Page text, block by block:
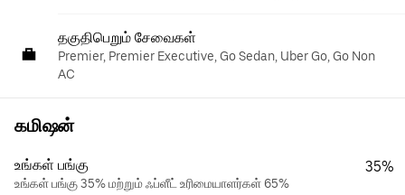
தகுதிபெறும் சேவைகள்
Premier, Premier Executive, Go Sedan, Uber Go, Go Non
AC
கமிஷன்
உங்கள் பங்கு
உங்கள் பங்கு 35% மற்றும் ஃப்ளீட் உரிமையாளர்கள் 65%
35%